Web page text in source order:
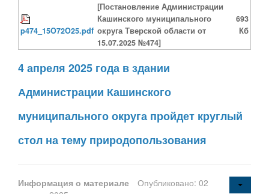
p474_15O72O25.pdf
[Постановление Администрации
Кашинского муниципального
округа Тверской области от
15.07.2025 №474]
693
Кб
4 апреля 2025 года в здании
Администрации Кашинского
муниципального округа пройдет круглый
стол на тему природопользования
Информация о материале
Опубликовано: 02